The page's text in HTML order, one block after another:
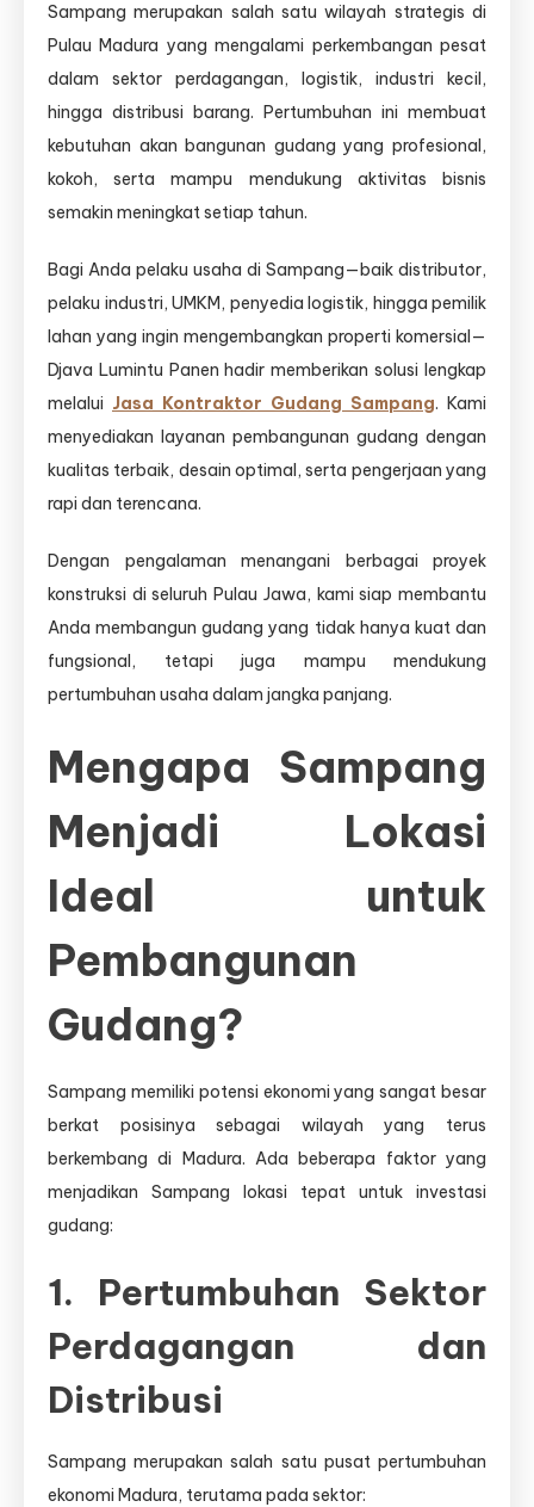
Sampang merupakan salah satu wilayah strategis di
Pulau Madura yang mengalami perkembangan pesat
dalam sektor perdagangan, logistik, industri kecil,
hingga distribusi barang. Pertumbuhan ini membuat
kebutuhan akan bangunan gudang yang profesional,
kokoh, serta mampu mendukung aktivitas bisnis
semakin meningkat setiap tahun.
Bagi Anda pelaku usaha di Sampang—baik distributor,
pelaku industri, UMKM, penyedia logistik, hingga pemilik
lahan yang ingin mengembangkan properti komersial—
Djava Lumintu Panen hadir memberikan solusi lengkap
melalui Jasa Kontraktor Gudang Sampang. Kami
menyediakan layanan pembangunan gudang dengan
kualitas terbaik, desain optimal, serta pengerjaan yang
rapi dan terencana.
Dengan pengalaman menangani berbagai proyek
konstruksi di seluruh Pulau Jawa, kami siap membantu
Anda membangun gudang yang tidak hanya kuat dan
fungsional, tetapi juga mampu mendukung
pertumbuhan usaha dalam jangka panjang.
Mengapa Sampang
Menjadi Lokasi
Ideal untuk
Pembangunan
Gudang?
Sampang memiliki potensi ekonomi yang sangat besar
berkat posisinya sebagai wilayah yang terus
berkembang di Madura. Ada beberapa faktor yang
menjadikan Sampang lokasi tepat untuk investasi
gudang:
1. Pertumbuhan Sektor
Perdagangan dan
Distribusi
Sampang merupakan salah satu pusat pertumbuhan
ekonomi Madura, terutama pada sektor: